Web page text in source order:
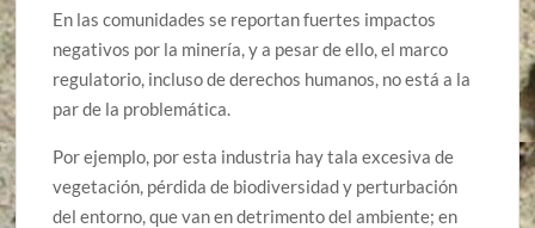
En las comunidades se reportan fuertes impactos
negativos por la minería, y a pesar de ello, el marco
regulatorio, incluso de derechos humanos, no está a la
par de la problemática.
Por ejemplo, por esta industria hay tala excesiva de
vegetación, pérdida de biodiversidad y perturbación
del entorno, que van en detrimento del ambiente; en